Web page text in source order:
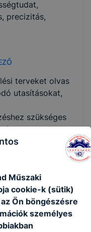
precizitás,
terveket olvas
utasításokat,
szükséges
a
elvégzi a
megkezdése
a rendelkezésre
ellenőrzi az
Műszaki
cookie-k (sütik)
Ön böngészésre
személyes